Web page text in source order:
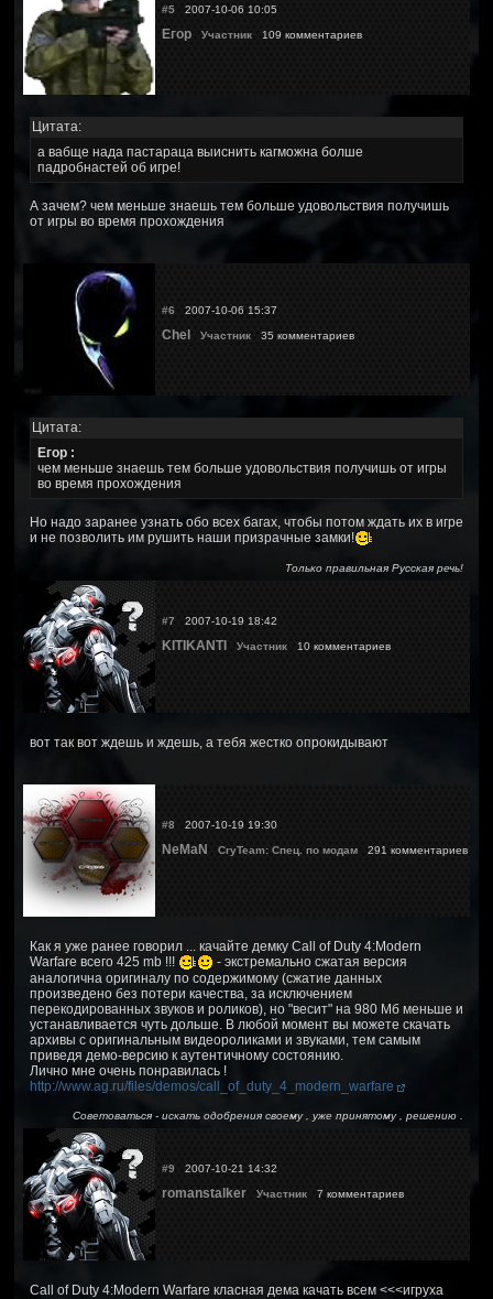
#5 2007-10-06 10:05
Егор Участник 109 комментариев
Цитата:
а вабще нада пастараца выиснить кагможна болше
падробнастей об игре!
А зачем? чем меньше знаешь тем больше удовольствия получишь
от игры во время прохождения
#6 2007-10-06 15:37
Chel Участник 35 комментариев
Цитата:
Егор :
чем меньше знаешь тем больше удовольствия получишь от игры
во время прохождения
Но надо заранее узнать обо всех багах, чтобы потом ждать их в игре
и не позволить им рушить наши призрачные замки!
Только правильная Русская речь!
#7 2007-10-19 18:42
KITIKANTI Участник 10 комментариев
вот так вот ждешь и ждешь, а тебя жестко опрокидывают
#8 2007-10-19 19:30
NeMaN CryTeam: Спец. по модам 291 комментариев
Как я уже ранее говорил ... качайте демку Call of Duty 4:Modern
Warfare всего 425 mb !!!
- экстремально сжатая версия
аналогична оригиналу по содержимому (сжатие данных
произведено без потери качества, за исключением
перекодированных звуков и роликов), но "весит" на 980 Мб меньше и
устанавливается чуть дольше. В любой момент вы можете скачать
архивы с оригинальным видеороликами и звуками, тем самым
приведя демо-версию к аутентичному состоянию.
Лично мне очень понравилась !
http://www.ag.ru/files/demos/call_of_duty_4_modern_warfare
Советоваться - искать одобрения своему , уже принятому , решению .
#9 2007-10-21 14:32
romanstalker Участник 7 комментариев
Call of Duty 4:Modern Warfare класная дема качать всем <<<игруха